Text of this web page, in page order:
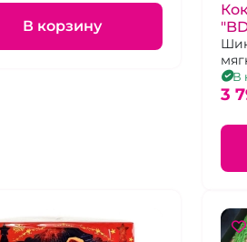
В корзину
В
3